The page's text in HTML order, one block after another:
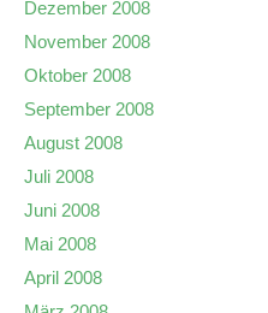
Dezember 2008
November 2008
Oktober 2008
September 2008
August 2008
Juli 2008
Juni 2008
Mai 2008
April 2008